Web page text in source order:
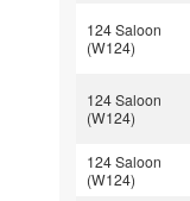
124 Saloon
(W124)
124 Saloon
(W124)
124 Saloon
(W124)